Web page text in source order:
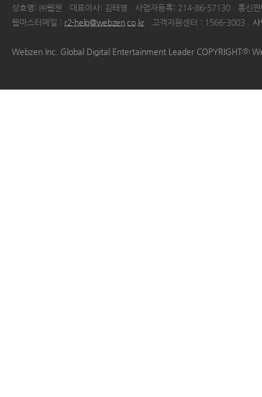
상호명: ㈜웹젠 대표이사: 김태영 사업자등록: 214-86-57130
통신
웹마스터메일 : r2-help@webzen.co.kr 고객지원센터 : 1566-3003
Webzen Inc. Global Digital Entertainment Leader COPYRIGHTⓒ